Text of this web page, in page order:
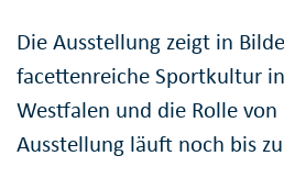
Die Ausstellung zeigt in
facettenreiche Sportkultur
Westfalen und die Rolle von
Ausstellung läuft noch bis